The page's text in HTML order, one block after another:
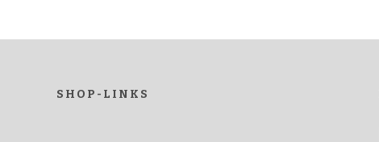
SHOP-LINKS